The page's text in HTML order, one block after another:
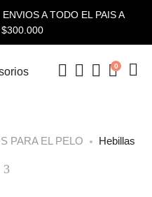
A TODO EL PAIS A
$300.000
0
PARA EL PELO Hebillas